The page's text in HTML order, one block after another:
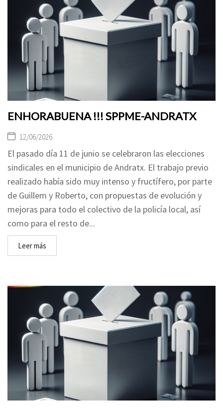
ENHORABUENA !!! SPPME-ANDRATX
12/06/2026
El pasado día 11 de junio se celebraron las elecciones
sindicales en el municipio de Andratx. El trabajo previo
realizado había sido muy intenso y fructífero, por parte
de Guillem y Roberto, con propuestas de evolución y
mejoras para todo el colectivo de la policía local, así
como para el resto de...
Leer más